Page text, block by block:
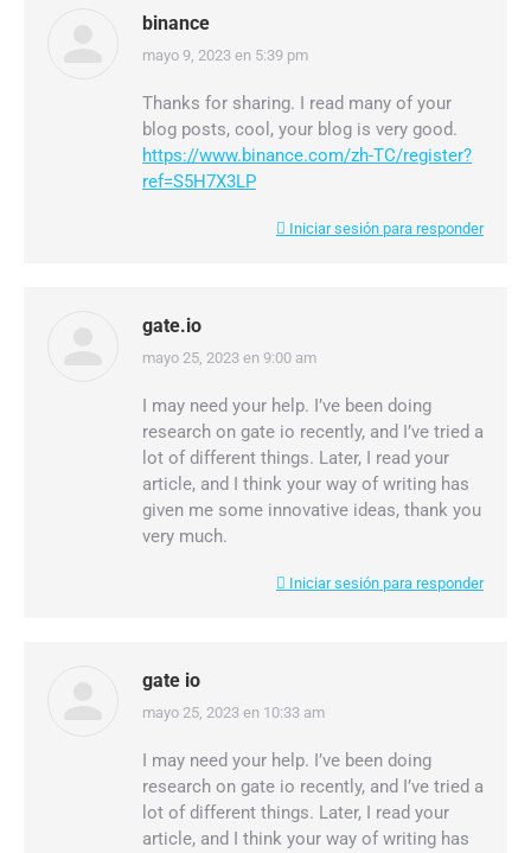
binance
dice:
mayo 9, 2023 en 5:39 pm
Thanks for sharing. I read many of your
blog posts, cool, your blog is very good.
https://www.binance.com/zh-TC/register?
ref=S5H7X3LP
Iniciar sesión para responder
gate.io
dice:
mayo 25, 2023 en 9:00 am
I may need your help. I’ve been doing
research on gate io recently, and I’ve tried a
lot of different things. Later, I read your
article, and I think your way of writing has
given me some innovative ideas, thank you
very much.
Iniciar sesión para responder
gate io
dice:
mayo 25, 2023 en 10:33 am
I may need your help. I’ve been doing
research on gate io recently, and I’ve tried a
lot of different things. Later, I read your
article, and I think your way of writing has